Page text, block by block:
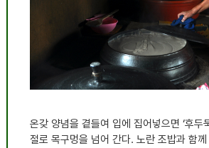
온갖 양념을 곁들여 입에 집어넣으면‘후두
절로 목구멍을 넘어 간다.노란 조밥과 함께